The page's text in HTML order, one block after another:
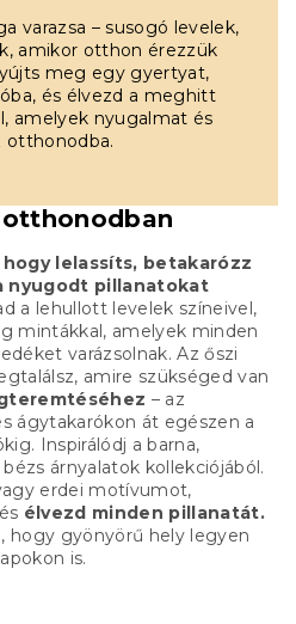
varazsa – susogó levelek,
amikor otthon érezzük
meg egy gyertyat,
és élvezd a meghitt
amelyek nyugalmat és
otthonodba.
lelassíts, betakarózz
nyugodt pillanatokat
a lehullott levelek színeivel,
mintákkal, amelyek minden
varázsolnak. Az őszi
amire szükséged van
– az
ágytakarókon át egészen a
Inspirálódj a barna,
árnyalatok kollekciójából.
erdei motívumot,
élvezd minden pillanatát.
gyönyörű hely legyen
is.